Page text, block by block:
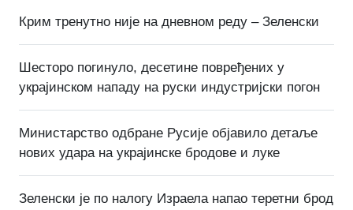
Крим тренутно није на дневном реду – Зеленски
Шесторо погинуло, десетине повређених у
украјинском нападу на руски индустријски погон
Министарство одбране Русије објавило детаље
нових удара на украјинске бродове и луке
Зеленски је по налогу Израела напао теретни брод